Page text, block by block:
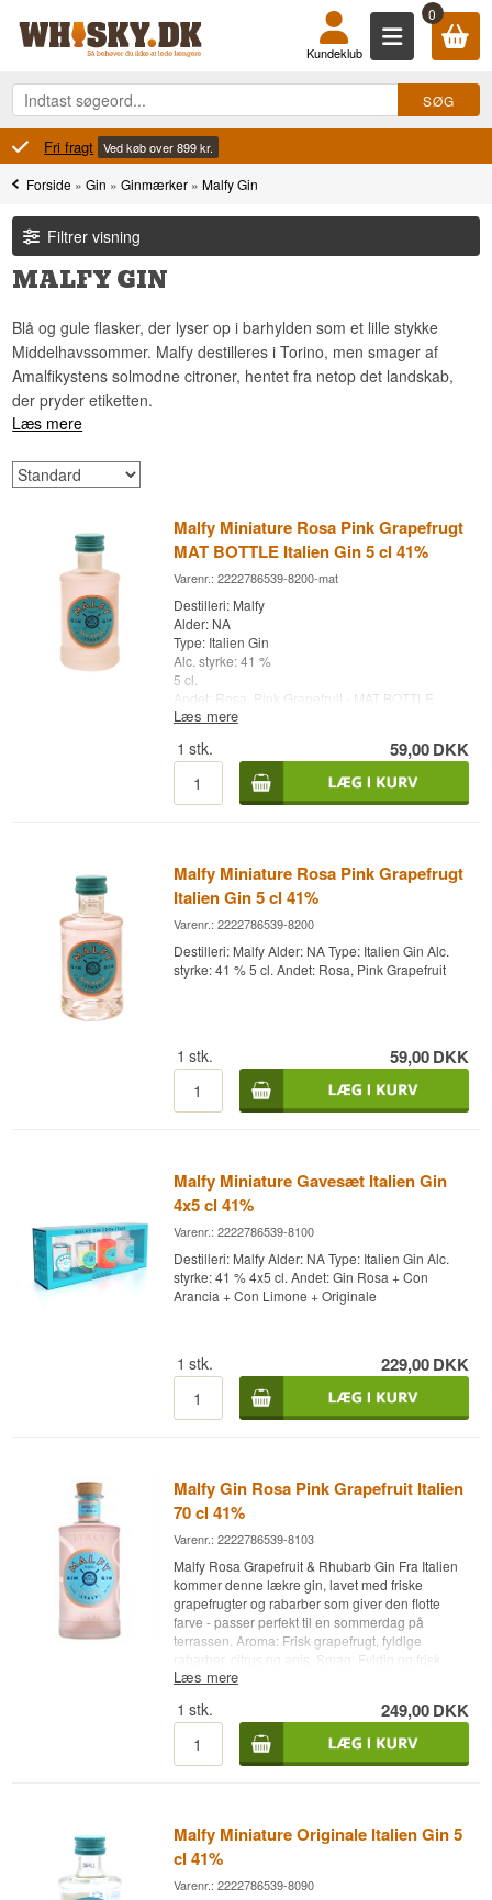
0
Kundeklub
Fri fragt Ved køb over 899 kr.
Forside »Gin »Ginmærker »Malfy Gin
Filtrer visning
MALFY GIN
Blå og gule flasker, der lyser op i barhylden som et lille stykke
Middelhavssommer. Malfy destilleres i Torino, men smager af
Amalfikystens solmodne citroner, hentet fra netop det landskab,
der pryder etiketten.
Læs mere
Malfy Miniature Rosa Pink Grapefrugt
MAT BOTTLE Italien Gin 5 cl 41%
Varenr.: 2222786539-8200-mat
Destilleri: Malfy
Alder: NA
Type: Italien Gin
Alc. styrke: 41 %
5 cl.
Andet: Rosa, Pink Grapefruit - MAT BOTTLE
Læs mere
1 stk. 59,00DKK
Malfy Miniature Rosa Pink Grapefrugt
Italien Gin 5 cl 41%
Varenr.: 2222786539-8200
Destilleri: Malfy Alder: NA Type: Italien Gin Alc.
styrke: 41 % 5 cl. Andet: Rosa, Pink Grapefruit
1 stk. 59,00DKK
Malfy Miniature Gavesæt Italien Gin
4x5 cl 41%
Varenr.: 2222786539-8100
Destilleri: Malfy Alder: NA Type: Italien Gin Alc.
styrke: 41 % 4x5 cl. Andet: Gin Rosa + Con
Arancia + Con Limone + Originale
1 stk. 229,00DKK
Malfy Gin Rosa Pink Grapefruit Italien
70 cl 41%
Varenr.: 2222786539-8103
Malfy Rosa Grapefruit & Rhubarb Gin Fra Italien
kommer denne lækre gin, lavet med friske
grapefrugter og rabarber som giver den flotte
farve - passer perfekt til en sommerdag på
terrassen. Aroma: Frisk grapefrugt, fyldige
rabarber, citrus og anis. Smag: Fyldig og frisk
citrus, grapefrugt og rabarber, med en rig og lang
enebær, SICILIANSK PINK GRAPEFRUGT og
Italiensk Rabarber, Koriander, Cassia Bark,
Kvanrod, Violrod, Lakridsrod, Amalfi-kyst Citron
og Appelsinskal. Prøv også:# Mix Kasse med 8
#Fevertree Tonic Water - Køb en kasse med 24
og spar penge#1724 Tonic Water - Køb en kasse
med 24 og spar penge
+ 4 stk. 1724 Tonic Water
Læs mere
1 stk. 249,00DKK
Malfy Miniature Originale Italien Gin 5
cl 41%
Varenr.: 2222786539-8090